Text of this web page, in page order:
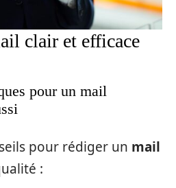
clair et efficace
pour un mail
pour rédiger un mail
: